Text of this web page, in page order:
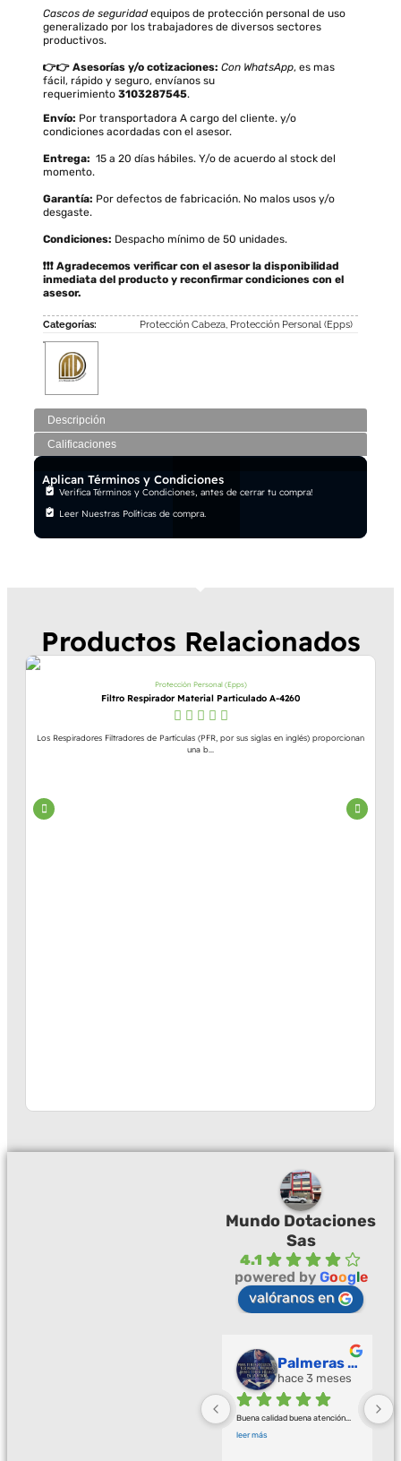
Descripción
Calificaciones
Cascos de seguridad equipos de protección personal de uso
generalizado por los trabajadores de diversos sectores
productivos.
👉👉 Asesorías y/o cotizaciones: Con WhatsApp, es mas
fácil, rápido y seguro, envíanos su
requerimiento 3103287545.
Envío: Por transportadora A cargo del cliente. y/o
condiciones acordadas con el asesor.
Entrega: 15 a 20 días hábiles. Y/o de acuerdo al stock del
momento.
Garantía: Por defectos de fabricación. No malos usos y/o
desgaste.
Condiciones: Despacho mínimo de 50 unidades.
❗❗❗ Agradecemos verificar con el asesor la disponibilidad
inmediata del producto y reconfirmar condiciones con el
asesor.
Categorías: Protección Cabeza, Protección Personal (Epps)
Aplican Términos y Condiciones
Verifica Términos y Condiciones, antes de cerrar tu compra!
Leer Nuestras Políticas de compra.
Productos Relacionados
Protección Personal (Epps)
Filtro Respirador Material Particulado A-4260
Los Respiradores Filtradores de Partículas (PFR, por sus siglas en inglés) proporcionan
una b...
Mundo Dotaciones
Sas
4.1
powered by Google
valóranos en
Palmeras Doradas
hace 3 meses
Buena calidad buena atención
leer más